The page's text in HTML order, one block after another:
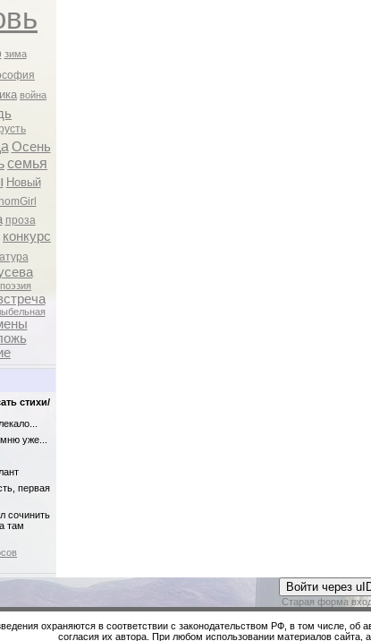
зима
война
Осень
семья
Новый
проза
конкурс
стихи/
уже...
первая
сочинить
там
Войти через
Старая форма
охраняются в соответствии с законодательством РФ, в том числе,
согласия их автора. При любом использовании материалов сайта,